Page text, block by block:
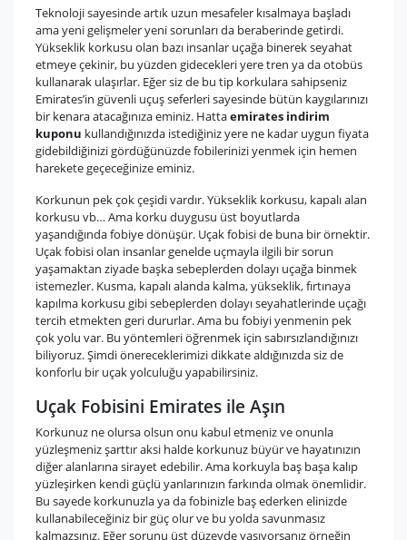
Teknoloji sayesinde artık uzun mesafeler kısalmaya başladı
ama yeni gelişmeler yeni sorunları da beraberinde getirdi.
Yükseklik korkusu olan bazı insanlar uçağa binerek seyahat
etmeye çekinir, bu yüzden gidecekleri yere tren ya da otobüs
kullanarak ulaşırlar. Eğer siz de bu tip korkulara sahipseniz
Emirates’in güvenli uçuş seferleri sayesinde bütün kaygılarınızı
bir kenara atacağınıza eminiz. Hattaemirates indirim
kuponu kullandığınızda istediğiniz yere ne kadar uygun fiyata
gidebildiğinizi gördüğünüzde fobilerinizi yenmek için hemen
harekete geçeceğinize eminiz.
Korkunun pek çok çeşidi vardır. Yükseklik korkusu, kapalı alan
korkusu vb… Ama korku duygusu üst boyutlarda
yaşandığında fobiye dönüşür. Uçak fobisi de buna bir örnektir.
Uçak fobisi olan insanlar genelde uçmayla ilgili bir sorun
yaşamaktan ziyade başka sebeplerden dolayı uçağa binmek
istemezler. Kusma, kapalı alanda kalma, yükseklik, fırtınaya
kapılma korkusu gibi sebeplerden dolayı seyahatlerinde uçağı
tercih etmekten geri dururlar. Ama bu fobiyi yenmenin pek
çok yolu var. Bu yöntemleri öğrenmek için sabırsızlandığınızı
biliyoruz. Şimdi önereceklerimizi dikkate aldığınızda siz de
konforlu bir uçak yolculuğu yapabilirsiniz.
Uçak Fobisini Emirates ile Aşın
Korkunuz ne olursa olsun onu kabul etmeniz ve onunla
yüzleşmeniz şarttır aksi halde korkunuz büyür ve hayatınızın
diğer alanlarına sirayet edebilir. Ama korkuyla baş başa kalıp
yüzleşirken kendi güçlü yanlarınızın farkında olmak önemlidir.
Bu sayede korkunuzla ya da fobinizle baş ederken elinizde
kullanabileceğiniz bir güç olur ve bu yolda savunmasız
kalmazsınız. Eğer sorunu üst düzeyde yaşıyorsanız örneğin